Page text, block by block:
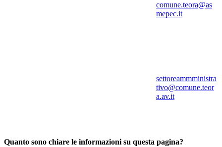
comune.teora@as
mepec.it
settoreammministra
tivo@comune.teor
a.av.it
Quanto sono chiare le informazioni su questa pagina?